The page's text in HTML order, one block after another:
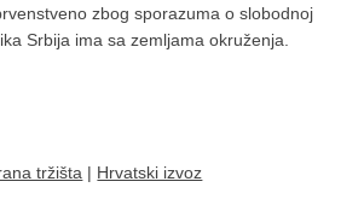
zbog sporazuma o slobodnoj
Srbija ima sa zemljama okruženja.
tržišta | Hrvatski izvoz